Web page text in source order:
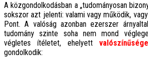
A közgondolkodásban a „tudományosan
sokszor azt jelenti: valami vagy működik,
Pont. A valóság azonban ezerszer
tudomány szinte soha nem mond
végletes ítéletet, ehelyett
gondolkodik: